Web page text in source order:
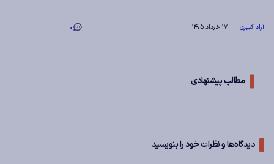
آزاد کبیری 17 خرداد 1405 0
مطالب پیشنهادی
دیدگاه‌ها و نظرات خود را بنویسید